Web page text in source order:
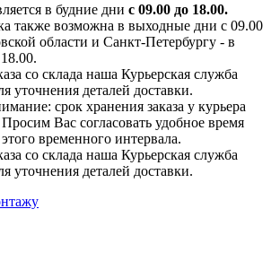
в будние дни с 09.00 до 18.00.
также возможна в выходные дни с 09.00
области и Санкт-Петербургу - в
со склада наша Курьерская служба
уточнения деталей доставки.
срок хранения заказа у курьера
Вас согласовать удобное время
временного интервала.
со склада наша Курьерская служба
уточнения деталей доставки.